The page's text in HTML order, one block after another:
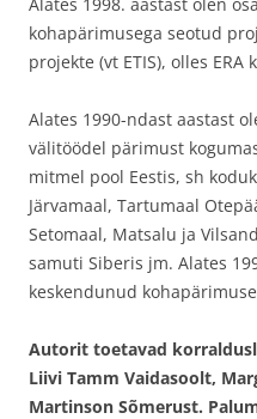
kohapärimusega seotud
projekte (vt ETIS), olles
Alates 1990-ndast aastast
välitöödel pärimust
mitmel pool Eestis, sh
Järvamaal, Tartumaal
Setomaal, Matsalu ja
samuti Siberis jm. Alates
keskendunud
Autorit toetavad
Liivi Tamm Vaidasoolt,
Martinson Sõmerust.